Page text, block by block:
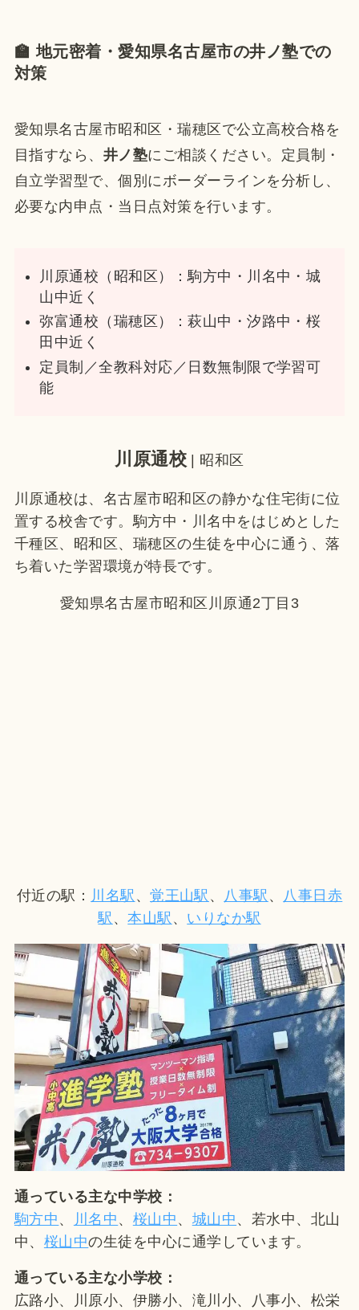
🏫 地元密着・愛知県名古屋市の井ノ塾での
対策
愛知県名古屋市昭和区・瑞穂区で公立高校合格を
目指すなら、 井ノ塾にご相談ください。定員制・
自立学習型で、個別にボーダーラインを分析し、
必要な内申点・当日点対策を行います。
川原通校（昭和区）：駒方中・川名中・城
山中近く
弥富通校（瑞穂区）：萩山中・汐路中・桜
田中近く
定員制／全教科対応／日数無制限で学習可
能
川原通校 | 昭和区
川原通校は、名古屋市昭和区の静かな住宅街に位
置する校舎です。駒方中・川名中をはじめとした
千種区、昭和区、瑞穂区の生徒を中心に通う、落
ち着いた学習環境が特長です。
愛知県名古屋市昭和区川原通2丁目3
付近の駅： 川名駅 、覚王山駅 、 八事駅 、
八事日赤
駅 、本山駅 、 いりなか駅
通っている主な中学校：
駒方中 、 川名中 、 桜山中 、 城山中 、若水中、北山
中、 桜山中の生徒を中心に通学しています。
通っている主な小学校：
広路小、川原小、伊勝小、滝川小、八事小、松栄